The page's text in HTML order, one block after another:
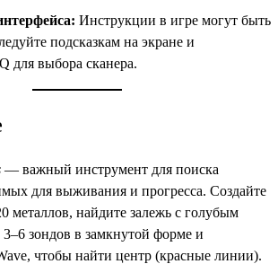
Инструкции в игре могут быть
подсказкам на экране и
для выбора сканера.
— важный инструмент для поиска
для выживания и прогресса. Создайте
металлов, найдите залежь с голубым
зондов в замкнутой форме и
чтобы найти центр (красные линии).